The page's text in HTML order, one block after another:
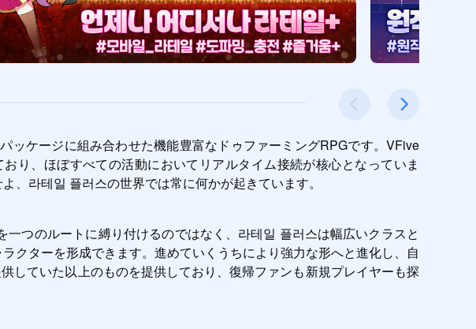
ッケージに組み合わせた機能豊富なドゥファーミングRPGです。VFive
り、ほぼすべての活動においてリアルタイム接続が核心となっていま
라테일 플러스の世界では常に何かが起きています。
つのルートに縛り付けるのではなく、라테일 플러스は幅広いクラスと
クターを形成できます。進めていくうちにより強力な形へと進化し、自
していた以上のものを提供しており、復帰ファンも新規プレイヤーも探